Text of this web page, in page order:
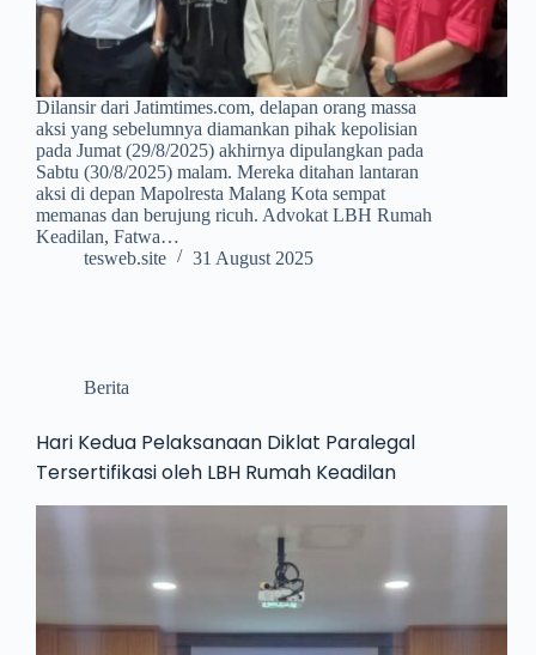
Dilansir dari Jatimtimes.com, delapan orang massa
aksi yang sebelumnya diamankan pihak kepolisian
pada Jumat (29/8/2025) akhirnya dipulangkan pada
Sabtu (30/8/2025) malam. Mereka ditahan lantaran
aksi di depan Mapolresta Malang Kota sempat
memanas dan berujung ricuh. Advokat LBH Rumah
Keadilan, Fatwa…
tesweb.site
31 August 2025
Berita
Hari Kedua Pelaksanaan Diklat Paralegal
Tersertifikasi oleh LBH Rumah Keadilan